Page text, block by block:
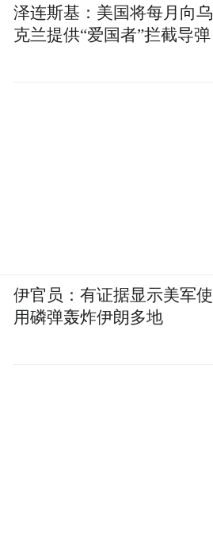
泽连斯基：美国将每月向乌
克兰提供“爱国者”拦截导弹
伊官员：有证据显示美军使
用磷弹轰炸伊朗多地